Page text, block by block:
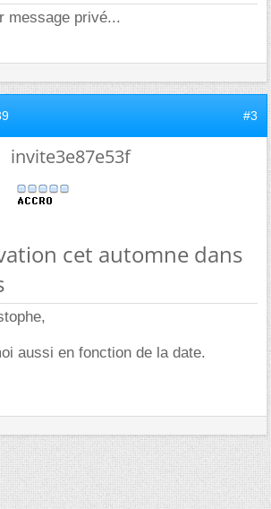
message privé...
#3
invite3e87e53f
cet automne dans
aussi en fonction de la date.